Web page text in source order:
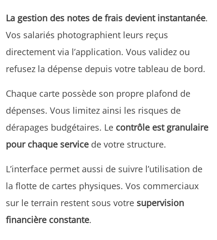
La gestion des notes de frais devient instantanée.
Vos salariés photographient leurs reçus
directement via l’application. Vous validez ou
refusez la dépense depuis votre tableau de bord.
Chaque carte possède son propre plafond de
dépenses. Vous limitez ainsi les risques de
dérapages budgétaires. Le contrôle est granulaire
pour chaque service de votre structure.
L’interface permet aussi de suivre l’utilisation de
la flotte de cartes physiques. Vos commerciaux
sur le terrain restent sous votre supervision
financière constante.